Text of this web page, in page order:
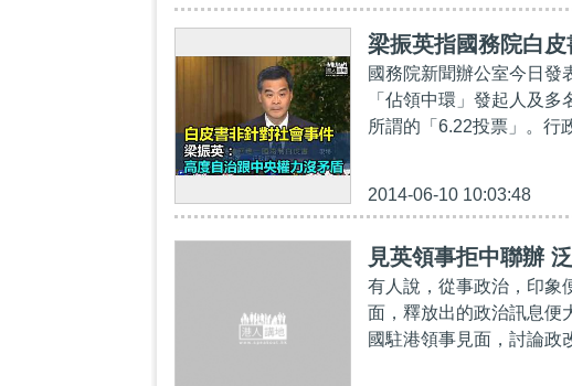
梁振英指國務院白
國務院新聞辦公室今日發
「佔領中環」發起人及
所謂的「6.22投票」。行
2014-06-10 10:03:48
見英領事拒中聯辦
有人說，從事政治，印象
面，釋放出的政治訊息便
國駐港領事見面，討論政